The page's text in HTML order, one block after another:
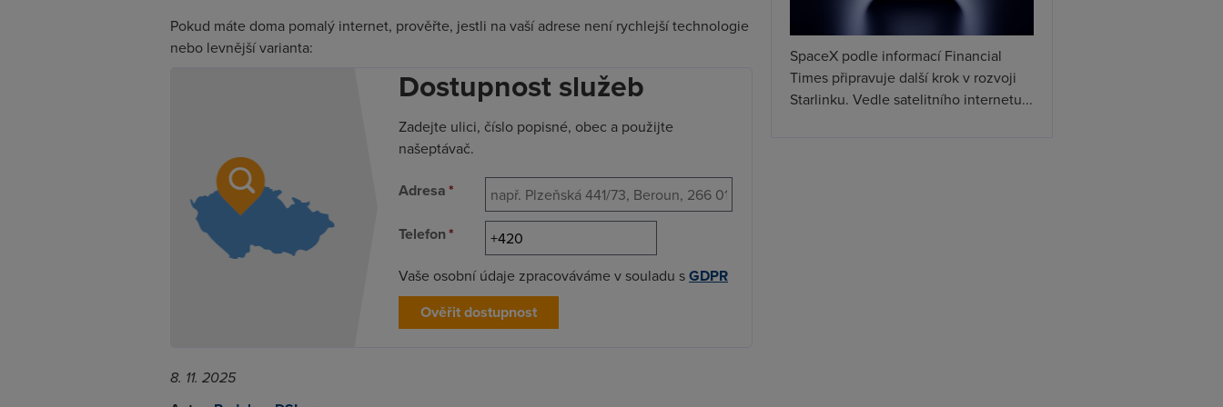
Pokud máte doma pomalý internet, prověřte, jestli na vaší adrese není rychlejší technologie
nebo levnější varianta:
Dostupnost služeb
Zadejte ulici, číslo popisné, obec a použijte
našeptávač.
Adresa*
Telefon*
Vaše osobní údaje zpracováváme v souladu sGDPR
Ověřit dostupnost
8. 11. 2025
SpaceX podle informací Financial
Times připravuje další krok v rozvoji
Starlinku. Vedle satelitního internetu...